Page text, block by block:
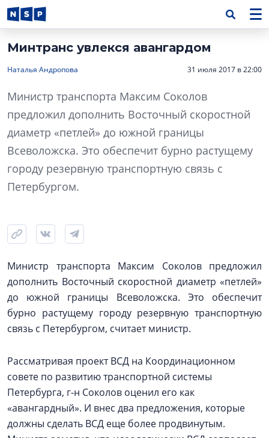
Минтранс увлекся авангардом
Наталья Андропова 31 июля 2017 в 22:00
Министр транспорта Максим Соколов
предложил дополнить Восточный скоростной
диаметр «петлей» до южной границы
Всеволожска. Это обеспечит бурно растущему
городу резервную транспортную связь с
Петербургом.
Министр транспорта Максим Соколов предложил
дополнить Восточный скоростной диаметр «петлей»
до южной границы Всеволожска. Это обеспечит
бурно растущему городу резервную транспортную
связь с Петербургом, считает министр.
Рассматривая проект ВСД на Координационном
совете по развитию транспортной системы
Петербурга, г-н Соколов оценил его как
«авангардный». И внес два предложения, которые
должны сделать ВСД еще более продвинутым.